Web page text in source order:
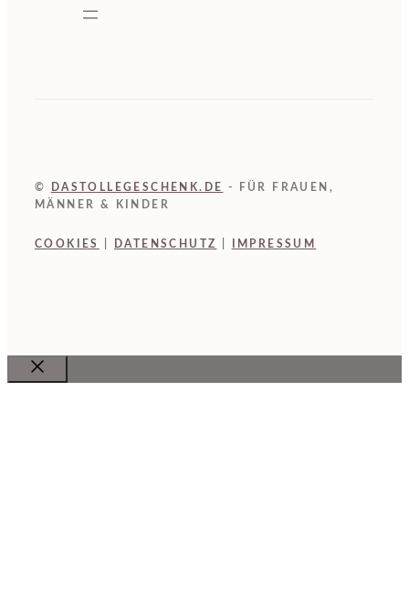
© DASTOLLEGESCHENK.DE
- FÜR FRAUEN,
MÄNNER & KINDER
COOKIES DATENSCHUTZ IMPRESSUM